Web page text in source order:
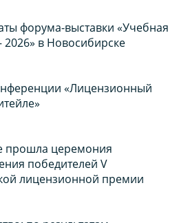
форума-выставки «Учебная
2026» в Новосибирске
«Лицензионный
прошла церемония
победителей V
лицензионной премии